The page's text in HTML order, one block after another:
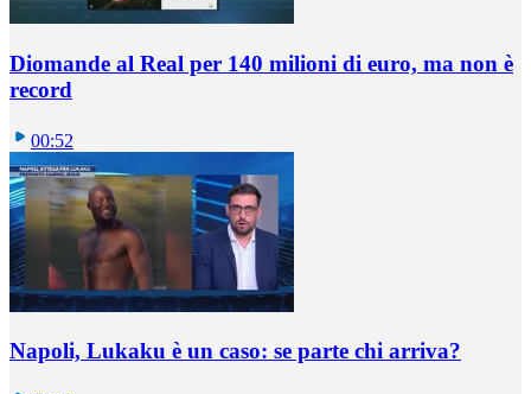
Diomande al Real per 140 milioni di euro, ma non è
record
00:52
Napoli, Lukaku è un caso: se parte chi arriva?